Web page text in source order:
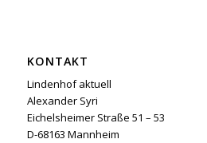
KONTAKT
Lindenhof aktuell
Alexander Syri
Eichelsheimer Straße 51 – 53
D-68163 Mannheim